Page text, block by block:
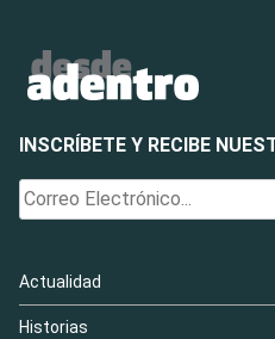
INSCRÍBETE Y RECIBE
Actualidad
Historias